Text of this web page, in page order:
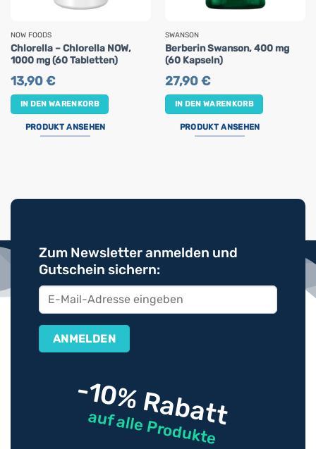
NOW FOODS
Chlorella – Chlorella NOW,
1000 mg (60 Tabletten)
13,90€
IN DEN WARENKORB
PRODUKT ANSEHEN
SWANSON
Berberin Swanson, 400 mg
(60 Kapseln)
27,90€
IN DEN WARENKORB
PRODUKT ANSEHEN
Zum Newsletter anmelden und
Gutschein sichern:
-10% Rabatt
auf alle Produkte